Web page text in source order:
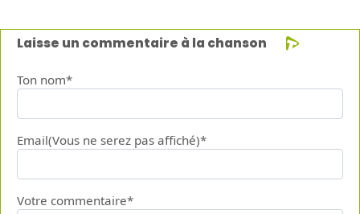
Laisse un commentaire à la chanson
Ton nom*
Email(Vous ne serez pas affiché)*
Votre commentaire*